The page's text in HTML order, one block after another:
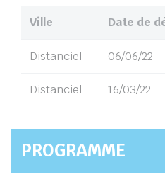
Ville Date de
Distanciel 06/06/22
Distanciel 16/03/22
PROGRAMME